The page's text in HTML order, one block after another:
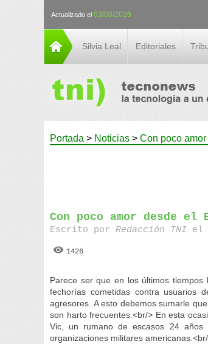
Actualizado el 03/08/2026
Silvia Leal Editoriales
Portada > Noticias > Con poco
Con poco amor desde el
Escrito porRedacción TNI el
1426
Parece ser que en los últimos
fechorías cometidas contra
agresores. A esto debemos sumarle
son harto frecuentes.<br/> En esta
Vic, un rumano de escasos 24
organizaciones militares